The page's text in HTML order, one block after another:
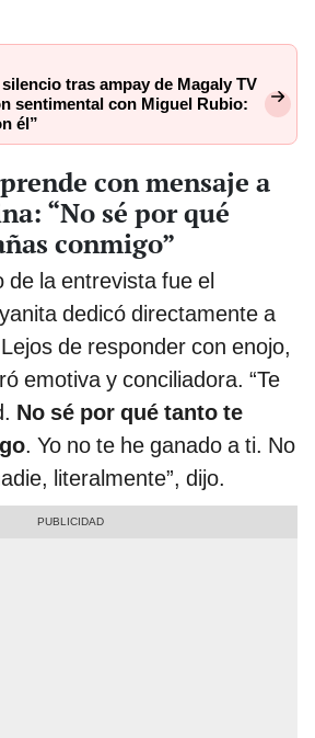
tras ampay de Magaly TV
sentimental con Miguel Rubio:
él”
con mensaje a
“No sé por qué
conmigo”
de la entrevista fue el
dedicó directamente a
de responder con enojo,
emotiva y conciliadora. “Te
No sé por qué tanto te
. Yo no te he ganado a ti. No
literalmente”, dijo.